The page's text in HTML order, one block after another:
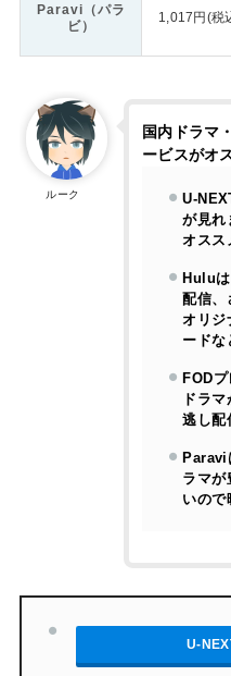
Paravi（パラ
ビ）
1,017円(税
ルーク
国内ドラマ
ービスがオ
U-
が見れ
オスス
Hulu
配信、
オリジ
ードな
FOD
ドラ
逃し配
Paravi
ラマが
いので
U-